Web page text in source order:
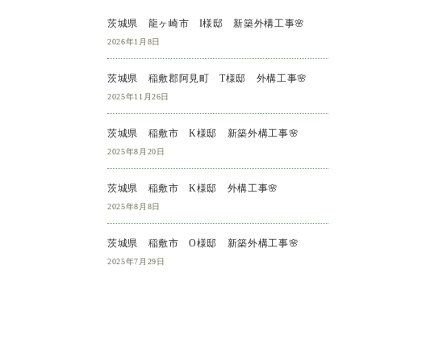
茨城県 龍ヶ崎市 I様邸 新築外構工事🌸
2026年1月8日
茨城県 稲敷郡阿見町 T様邸 外構工事🌸
2025年11月26日
茨城県 稲敷市 K様邸 新築外構工事🌸
2025年8月20日
茨城県 稲敷市 K様邸 外構工事🌸
2025年8月8日
茨城県 稲敷市 O様邸 新築外構工事🌸
2025年7月29日